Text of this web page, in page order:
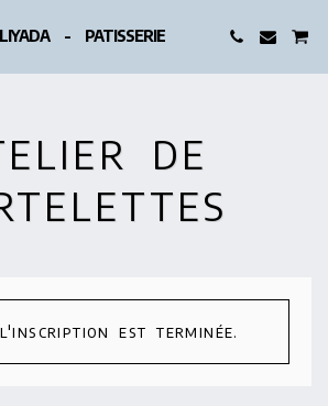
LIYADA - PATISSERIE
DE
est terminée.